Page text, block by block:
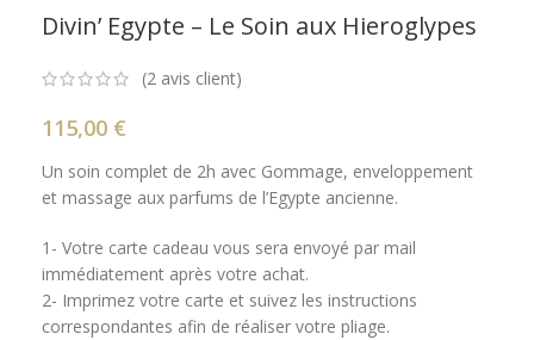
Divin’ Egypte – Le Soin aux Hieroglypes
(2 avis client)
115,00 €
Un soin complet de 2h avec Gommage, enveloppement
et massage aux parfums de l’Egypte ancienne.
1- Votre carte cadeau vous sera envoyé par mail
immédiatement après votre achat.
2- Imprimez votre carte et suivez les instructions
correspondantes afin de réaliser votre pliage.